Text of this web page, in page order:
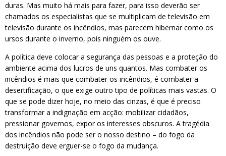
duras. Mas muito há mais para fazer, para isso deverão ser
chamados os especialistas que se multiplicam de televisão em
televisão durante os incêndios, mas parecem hibernar como os
ursos durante o inverno, pois ninguém os ouve.
A política deve colocar a segurança das pessoas e a proteção do
ambiente acima dos lucros de uns quantos. Mas combater os
incêndios é mais que combater os incêndios, é combater a
desertificação, o que exige outro tipo de políticas mais vastas. O
que se pode dizer hoje, no meio das cinzas, é que é preciso
transformar a indignação em acção: mobilizar cidadãos,
pressionar governos, expor os interesses obscuros. A tragédia
dos incêndios não pode ser o nosso destino – do fogo da
destruição deve erguer-se o fogo da mudança.